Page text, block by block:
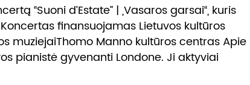
“Suoni d’Estate” | „Vasaros garsai“, kuris
finansuojamas Lietuvos kultūros
muziejaiThomo Manno kultūros centras Apie
pianistė gyvenanti Londone. Ji aktyviai